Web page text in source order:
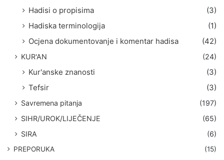
Hadisi o propisima
(3)
Hadiska terminologija
(1)
Ocjena dokumentovanje i komentar hadisa
(42)
KUR'AN (24)
Kur'anske znanosti
(3)
Tefsir
(3)
Savremena pitanja
(197)
SIHR/UROK/LIJEČENJE
(65)
SIRA
(6)
PREPORUKA (15)